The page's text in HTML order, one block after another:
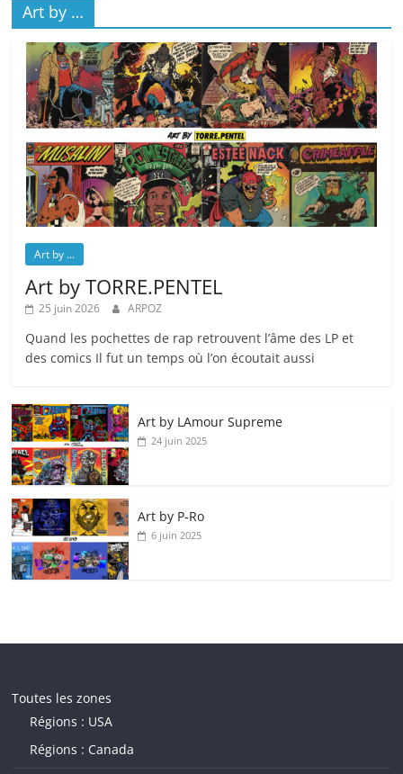
Art by …
Art by ...
Art by TORRE.PENTEL
25 juin 2026 ARPOZ
Quand les pochettes de rap retrouvent l’âme des LP et
des comics Il fut un temps où l’on écoutait aussi
Art by LAmour Supreme
24 juin 2025
Art by P‑Ro
6 juin 2025
Toutes les zones
Régions : USA
Régions : Canada